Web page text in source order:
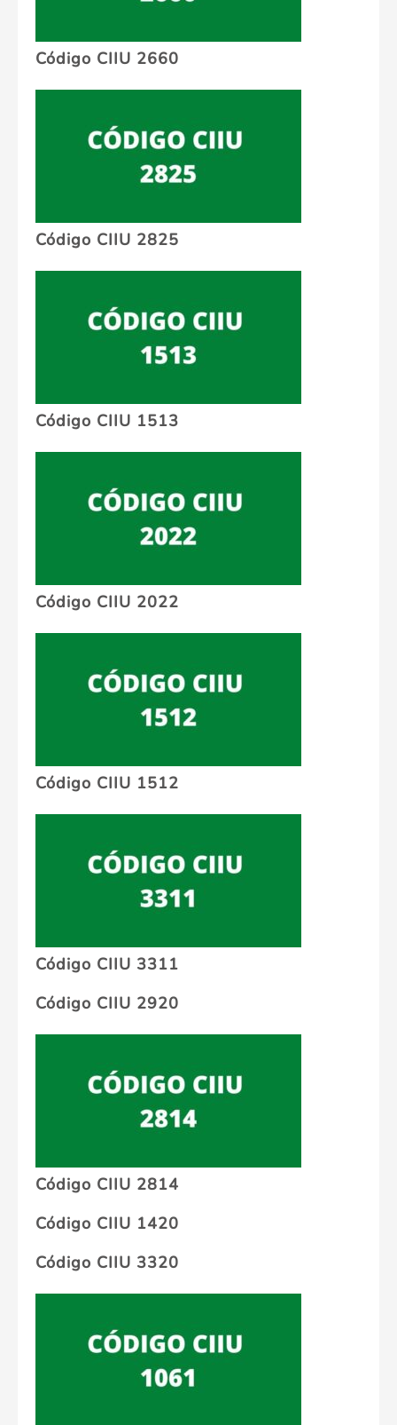
Código CIIU 2660
Código CIIU 2825
Código CIIU 1513
Código CIIU 2022
Código CIIU 1512
Código CIIU 3311
Código CIIU 2920
Código CIIU 2814
Código CIIU 1420
Código CIIU 3320